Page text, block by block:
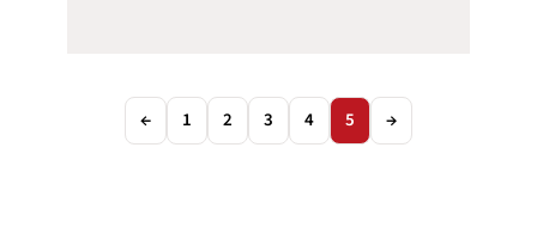
← 1 2 3 4 5 →